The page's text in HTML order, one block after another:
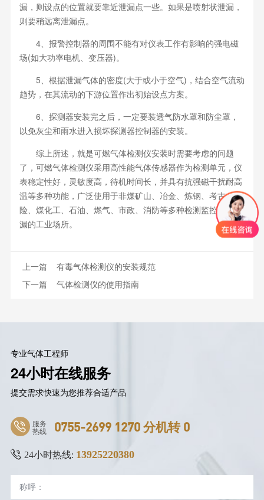
漏，则设点的位置就要靠近泄漏点一些。如果是喷射状泄漏，
则要稍远离泄漏点。
4、报警控制器的周围不能有对仪表工作有影响的强电磁
场(如大功率电机、变压器)。
5、根据泄漏气体的密度(大于或小于空气)，结合空气流动
趋势，在其流动的下游位置作出初始设点方案。
6、探测器安装完之后，一定要装透气防水罩和防尘罩，
以免灰尘和雨水进入损坏探测器控制器的安装。
综上所述，就是可燃气体检测仪安装时需要考虑的问题
了，可燃气体检测仪采用高性能气体传感器作为检测单元，仪
表稳定性好，灵敏度高，待机时间长，并具有抗强磁干扰耐高
温等多种功能，广泛使用于非煤矿山、冶金、炼钢、考古、探
险、煤化工、石油、燃气、市政、消防等多种检测监控气体泄
漏的工业场所。
上一篇 有毒气体检测仪的安装规范
下一篇 气体检测仪的使用指南
专业气体工程师
24小时在线服务
提交需求快速为您推荐合适产品
服务
热线 0755-2699 1270 分机转 0
24小时热线: 13925220380